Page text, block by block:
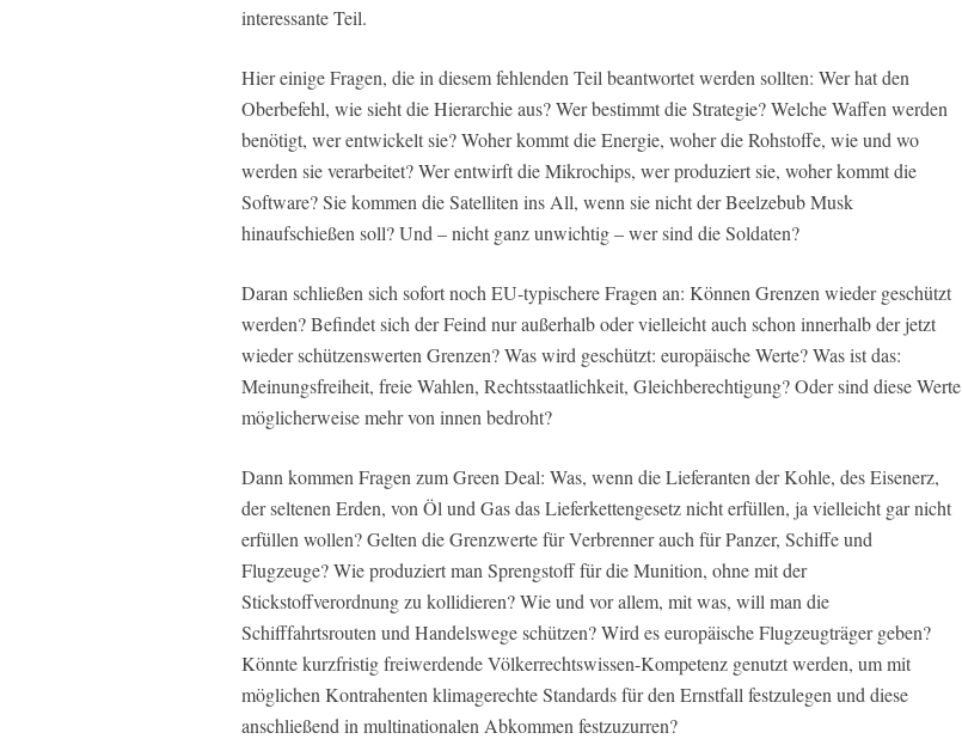
interessante Teil.
Hier einige Fragen, die in diesem fehlenden Teil beantwortet werden sollten: Wer hat den
Oberbefehl, wie sieht die Hierarchie aus? Wer bestimmt die Strategie? Welche Waffen werden
benötigt, wer entwickelt sie? Woher kommt die Energie, woher die Rohstoffe, wie und wo
werden sie verarbeitet? Wer entwirft die Mikrochips, wer produziert sie, woher kommt die
Software? Sie kommen die Satelliten ins All, wenn sie nicht der Beelzebub Musk
hinaufschießen soll? Und – nicht ganz unwichtig – wer sind die Soldaten?
Daran schließen sich sofort noch EU-typischere Fragen an: Können Grenzen wieder geschützt
werden? Befindet sich der Feind nur außerhalb oder vielleicht auch schon innerhalb der jetzt
wieder schützenswerten Grenzen? Was wird geschützt: europäische Werte? Was ist das:
Meinungsfreiheit, freie Wahlen, Rechtsstaatlichkeit, Gleichberechtigung? Oder sind diese Werte
möglicherweise mehr von innen bedroht?
Dann kommen Fragen zum Green Deal: Was, wenn die Lieferanten der Kohle, des Eisenerz,
der seltenen Erden, von Öl und Gas das Lieferkettengesetz nicht erfüllen, ja vielleicht gar nicht
erfüllen wollen? Gelten die Grenzwerte für Verbrenner auch für Panzer, Schiffe und
Flugzeuge? Wie produziert man Sprengstoff für die Munition, ohne mit der
Stickstoffverordnung zu kollidieren? Wie und vor allem, mit was, will man die
Schifffahrtsrouten und Handelswege schützen? Wird es europäische Flugzeugträger geben?
Könnte kurzfristig freiwerdende Völkerrechtswissen-Kompetenz genutzt werden, um mit
möglichen Kontrahenten klimagerechte Standards für den Ernstfall festzulegen und diese
anschließend in multinationalen Abkommen festzuzurren?